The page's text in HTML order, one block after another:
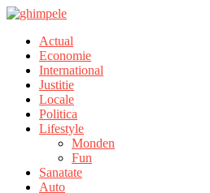
Actual
Economie
International
Justitie
Locale
Politica
Lifestyle
Monden
Fun
Sanatate
Auto